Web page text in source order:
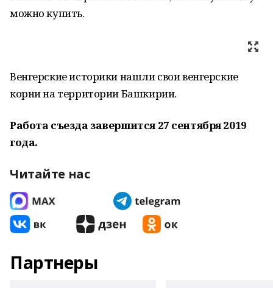
можно купить.
Венгерские историки нашли свои венгерские
корни на территории Башкирии.
Работа съезда завершится 27 сентября 2019
года.
Читайте нас
Партнеры